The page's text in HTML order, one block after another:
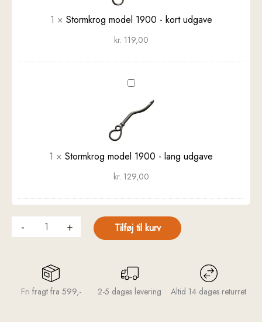
udgave
1 × Stormkrog model 1900 - kort udgave
kr. 119,00
Stormkrog
model
1900
-
udgave
1 × Stormkrog model 1900 - lang udgave
kr. 129,00
- + Tilføj til kurv
Fri fragt fra 599,- 2-5 dages levering Altid 14 dages returret